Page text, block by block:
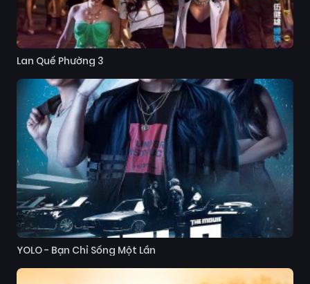
Lan Quế Phường 3
YOLO - Bạn Chỉ Sống Một Lần